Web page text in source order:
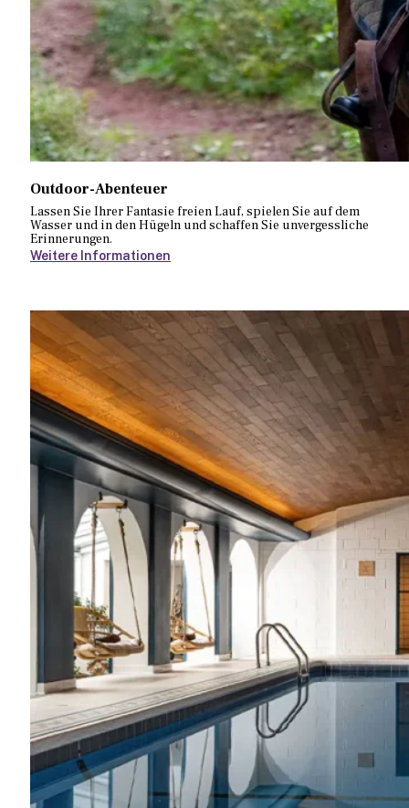
Outdoor-Abenteuer
Lassen Sie Ihrer Fantasie freien Lauf, spielen Sie auf dem
Wasser und in den Hügeln und schaffen Sie unvergessliche
Erinnerungen.
Weitere Informationen